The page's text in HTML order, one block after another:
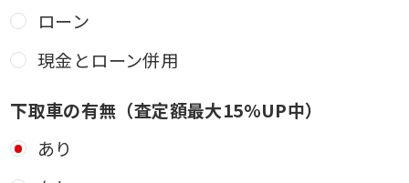
ローン
現金とローン併用
下取車の有無（査定額最大15%UP中）
あり